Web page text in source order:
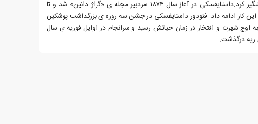
براندازی حکومت دستگیر کرد.داستایفسکی در آغاز سال ۱۸۷۳ سردبیر مجله ی «گراژ دانین» شد و تا
کار ادامه داد. فئودور داستایفسکی در جشن سه روزه ی بزرگداشت پوشکین
اوج شهرت و افتخار در زمان حیاتش رسید و سرانجام در اوایل فوریه ی سال